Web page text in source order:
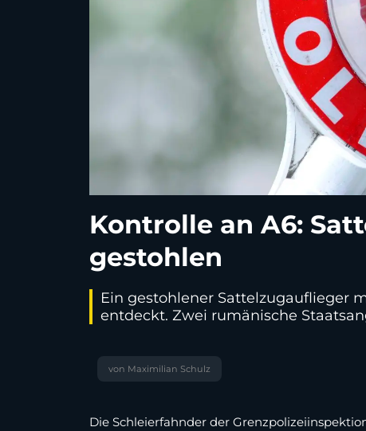
Kontrolle an A6:
gestohlen
Ein gestohlener Sattelzugauflieger
entdeckt. Zwei rumänische
von Maximilian Schulz
Die Schleierfahnder der